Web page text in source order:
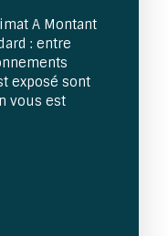
A Montant
: entre
exposé sont
vous est